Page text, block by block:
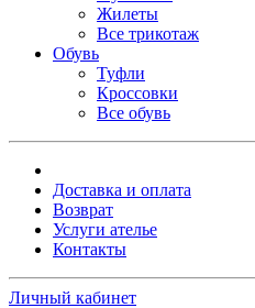
Жилеты
Все трикотаж
Обувь
Туфли
Кроссовки
Все обувь
Доставка и оплата
Возврат
Услуги ателье
Контакты
Личный кабинет